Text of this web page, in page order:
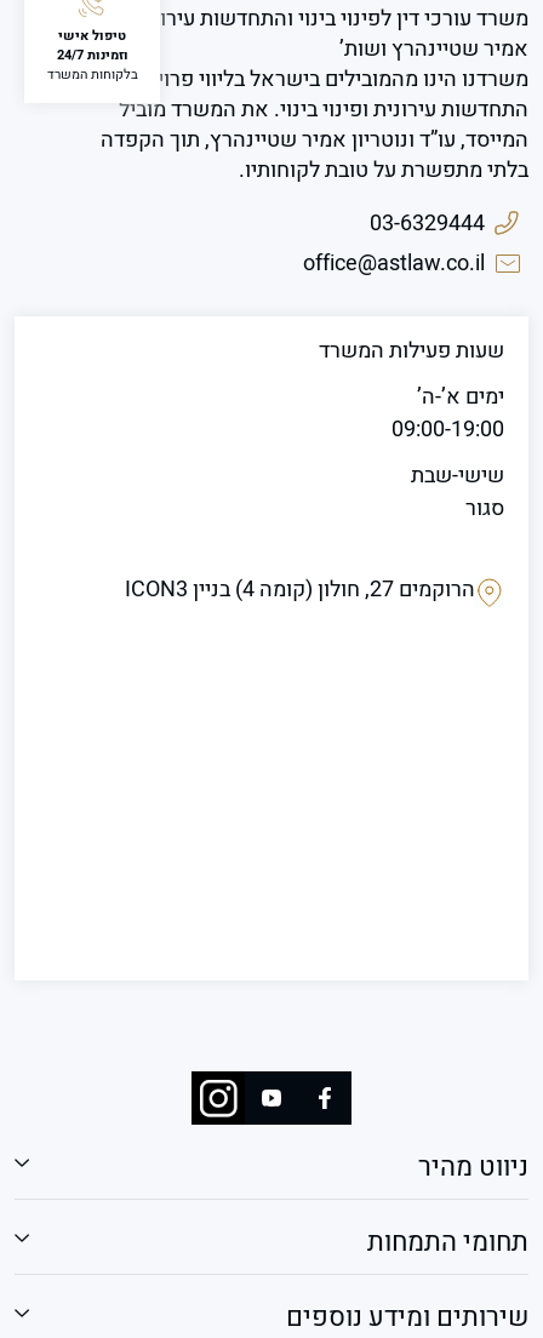
משרד עורכי דין לפינוי בינוי והתחדשות עירונית
אמיר שטיינהרץ ושות’
משרדנו הינו מהמובילים בישראל בליווי פרויקטים של
התחדשות עירונית ופינוי בינוי. את המשרד מוביל
המייסד, עו”ד ונוטריון אמיר שטיינהרץ, תוך הקפדה
בלתי מתפשרת על טובת לקוחותיו.
03-6329444
office@astlaw.co.il
טיפול אישי
וזמינות 24/7
בלקוחות המשרד
שעות פעילות המשרד
ימים א’-ה’
09:00-19:00
שישי-שבת
סגור
הרוקמים 27, חולון (קומה 4) בניין ICON3
ניווט מהיר
תחומי התמחות
שירותים ומידע נוספים